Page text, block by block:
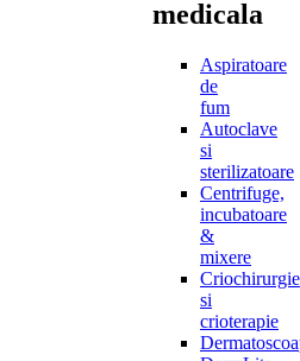
medicala
Aspiratoare
de
fum
Autoclave
si
sterilizatoare
Centrifuge,
incubatoare
&
mixere
Criochirurgie
si
crioterapie